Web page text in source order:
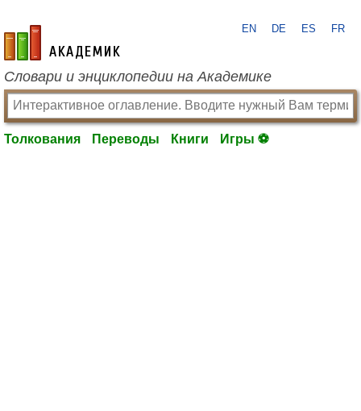
academic.ru
EN DE ES FR
Словари и энциклопедии на Академике
Толкования Переводы Книги Игры ⚽